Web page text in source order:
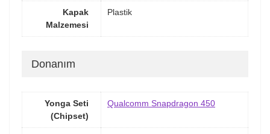
Kapak
Malzemesi
Plastik
Donanım
Yonga Seti
(Chipset)
Qualcomm Snapdragon 450